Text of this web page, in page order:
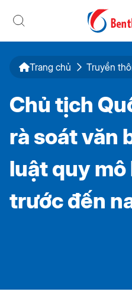
Trang chủ Truyền
Chủ tịch
rà soát văn
luật quy
trước đến